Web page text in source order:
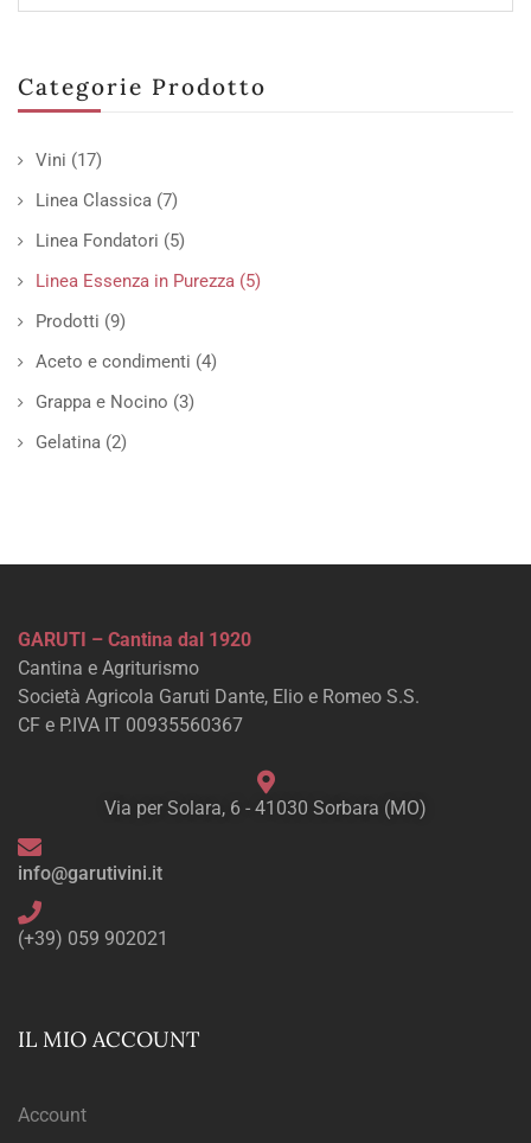
Categorie Prodotto
Vini (17)
Linea Classica (7)
Linea Fondatori (5)
Linea Essenza in Purezza (5)
Prodotti (9)
Aceto e condimenti (4)
Grappa e Nocino (3)
Gelatina (2)
GARUTI – Cantina dal 1920
Cantina e Agriturismo
Società Agricola Garuti Dante, Elio e Romeo S.S.
CF e P.IVA IT 00935560367
Via per Solara, 6 - 41030 Sorbara (MO)
info@garutivini.it
(+39) 059 902021
IL MIO ACCOUNT
Account